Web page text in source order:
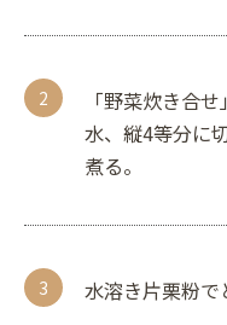
「野菜炊き合
水、縦4等分に
煮る。
水溶き片栗粉で